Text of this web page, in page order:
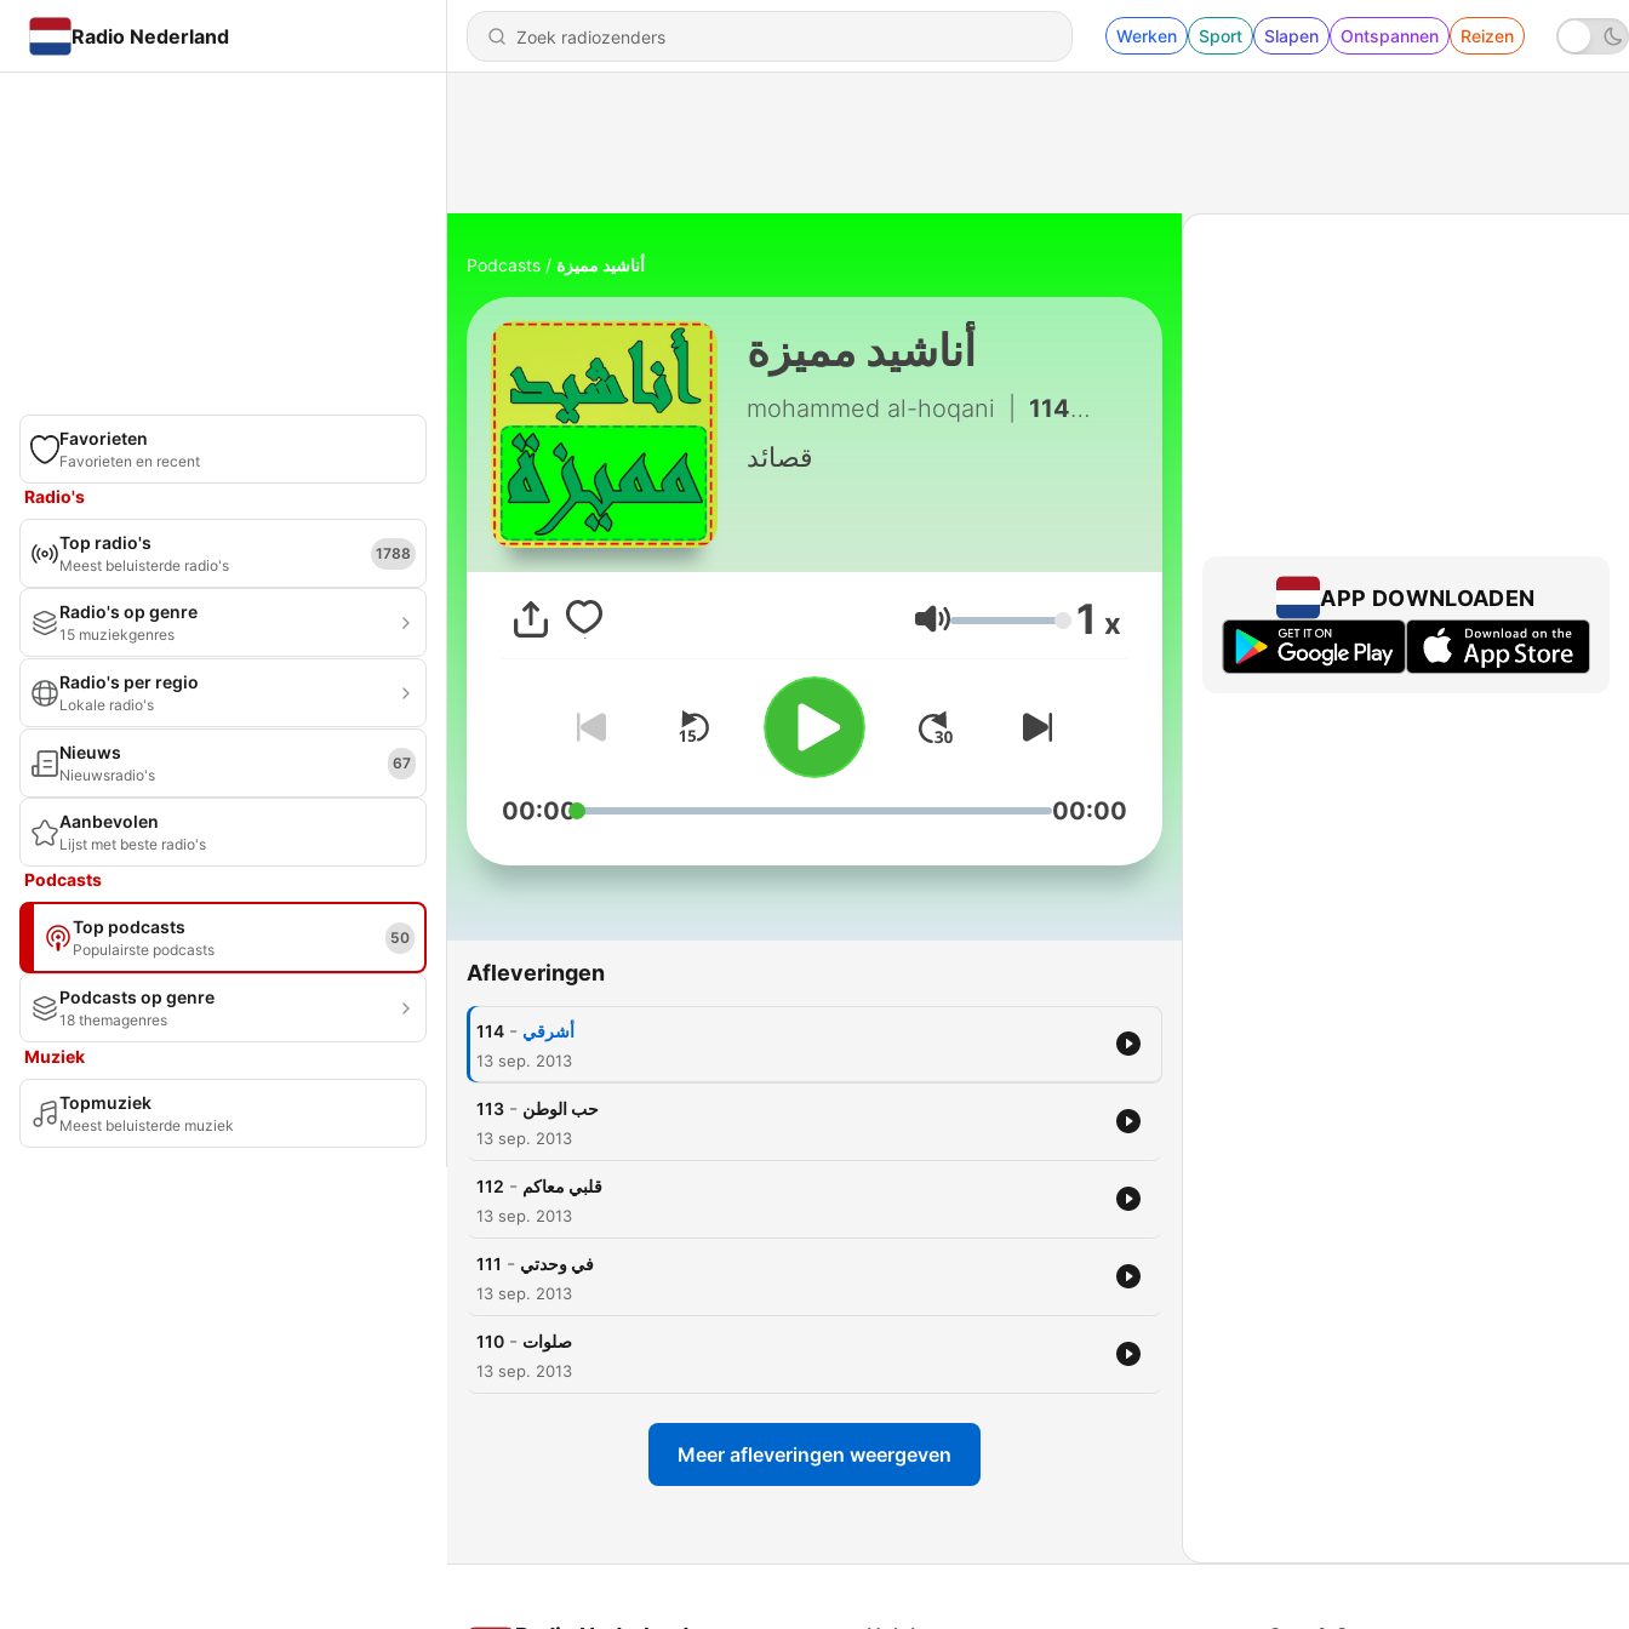
Radio Nederland Werken Sport Slapen Ontspannen Reizen
Favorieten
Favorieten en recent
Radio's
Top radio's
Meest beluisterde radio's
1788
Radio's op genre
15 muziekgenres
Radio's per regio
Lokale radio's
Nieuws
Nieuwsradio's
67
Aanbevolen
Lijst met beste radio's
Podcasts
Top podcasts
Populairste podcasts
50
Podcasts op genre
18 themagenres
Muziek
Topmuziek
Meest beluisterde muziek
Podcasts أناشيد مميزة
أناشيد مميزة
mohammed al-hoqani
قصائد
Volume 1 x
00:00 00:00
Afleveringen
114 - أشرقي
13 sep. 2013
113 - حب الوطن
13 sep. 2013
112 - قلبي معاكم
13 sep. 2013
111 - في وحدتي
13 sep. 2013
110 - صلوات
13 sep. 2013
Meer afleveringen weergeven
APP DOWNLOADEN